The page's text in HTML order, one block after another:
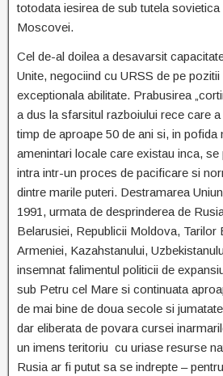
totodata iesirea de sub tutela
Moscovei.
Cel de-al doilea a desavarsit
Unite, negociind cu URSS de pe
exceptionala abilitate. Prabusirea
a dus la sfarsitul razboiului rece care
timp de aproape 50 de ani si, in
amenintari locale care existau inca,
intra intr-un proces de pacificare si
dintre marile puteri. Destramarea
1991, urmata de desprinderea de
Belarusiei, Republicii Moldova, Tarilor
Armeniei, Kazahstanului,
insemnat falimentul politicii de
sub Petru cel Mare si continuata
de mai bine de doua secole si
dar eliberata de povara cursei
un imens teritoriu cu uriase resurse
Rusia ar fi putut sa se indrepte –